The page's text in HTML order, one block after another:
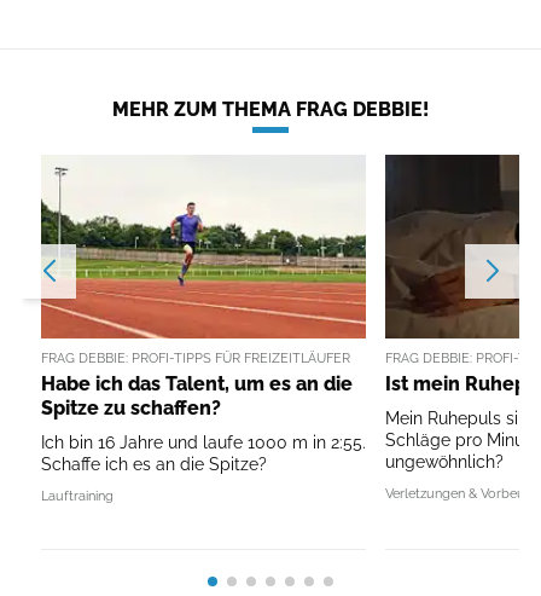
MEHR ZUM THEMA FRAG DEBBIE!
FRAG DEBBIE: PROFI-TIPPS FÜR FREIZEITLÄUFER
Habe ich das Talent, um es an die
Spitze zu schaffen?
Ich bin 16 Jahre und laufe 1000 m in 2:55.
Schaffe ich es an die Spitze?
Lauftraining
FRAG DEBBIE: PROFI-
Ist mein
Mein Ruhepuls
Schläge pro
ungewöhnlich?
Verletzungen &